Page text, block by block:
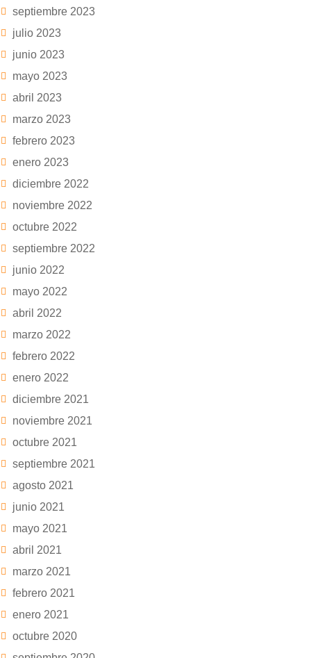
septiembre 2023
julio 2023
junio 2023
mayo 2023
abril 2023
marzo 2023
febrero 2023
enero 2023
diciembre 2022
noviembre 2022
octubre 2022
septiembre 2022
junio 2022
mayo 2022
abril 2022
marzo 2022
febrero 2022
enero 2022
diciembre 2021
noviembre 2021
octubre 2021
septiembre 2021
agosto 2021
junio 2021
mayo 2021
abril 2021
marzo 2021
febrero 2021
enero 2021
octubre 2020